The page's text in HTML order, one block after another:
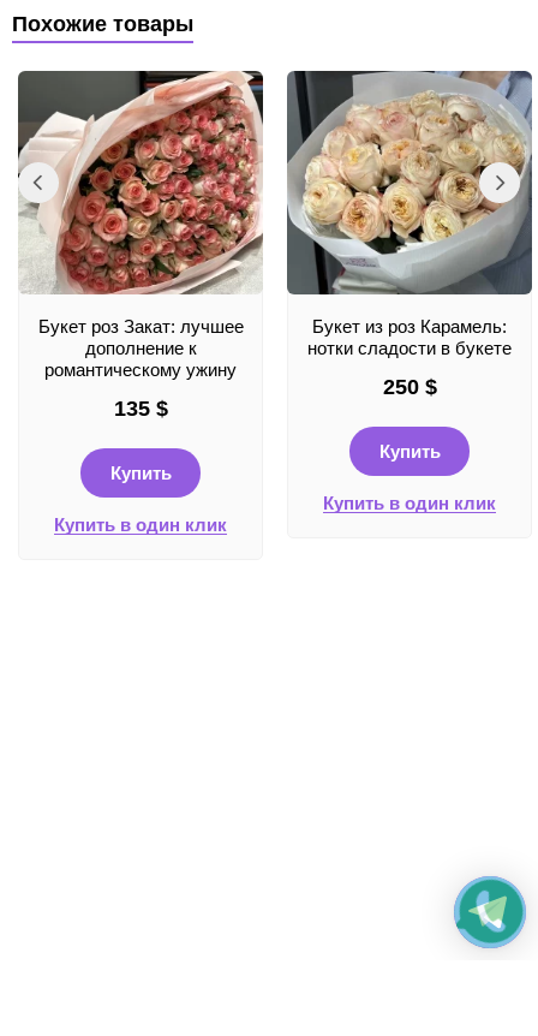
Похожие товары
Букет роз Закат: лучшее
дополнение к
романтическому ужину
135 $
Купить
Купить в один клик
Букет из роз Карамель:
нотки сладости в букете
250 $
Купить
Купить в один клик